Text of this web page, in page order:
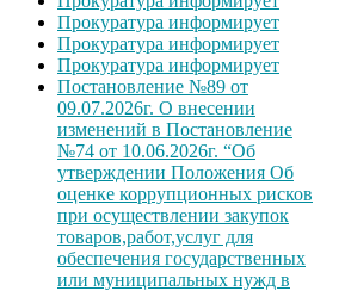
Прокуратура информирует
Прокуратура информирует
Прокуратура информирует
Постановление №89 от
09.07.2026г. О внесении
изменений в Постановление
№74 от 10.06.2026г. “Об
утверждении Положения Об
оценке коррупционных рисков
при осуществлении закупок
товаров,работ,услуг для
обеспечения государственных
или муниципальных нужд в